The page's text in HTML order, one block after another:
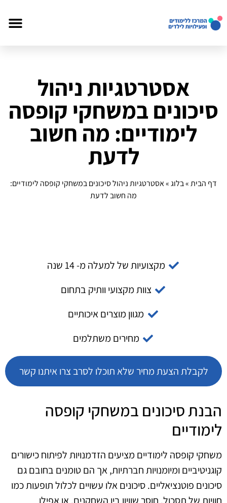
אסטרטגיות ניהול
סיכונים במשחקי קופסה
לימודיים: מה חשוב
לדעת
דף הבית»בלוג»אסטרטגיות ניהול סיכונים במשחקי קופסה לימודיים:
מה חשוב לדעת
מקצועיות של למעלה מ- 14 שנה
צוות מקצועי וותיק בתחום
מגוון מוצרים איכותיים
מחירים משתלמים
לקבלת הצעת מחיר שלא תוכלו לסרב צרו איתנו קשר
הבנת סיכונים במשחקי קופסה
לימודיים
משחקי קופסה לימודיים מציעים הזדמנויות לפיתוח כישורים
קוגניטיביים ומיומנויות חברתיות, אך הם טומנים בחובם גם
סיכונים פוטנציאליים. סיכונים אלו עשויים לכלול תופעות כמו